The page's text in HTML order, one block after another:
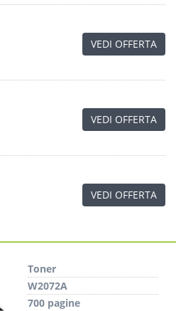
VEDI OFFERTA
VEDI OFFERTA
VEDI OFFERTA
Toner
W2072A
700 pagine